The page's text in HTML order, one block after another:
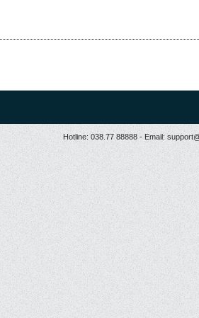
Hotline: 038.77 88888 - Email: